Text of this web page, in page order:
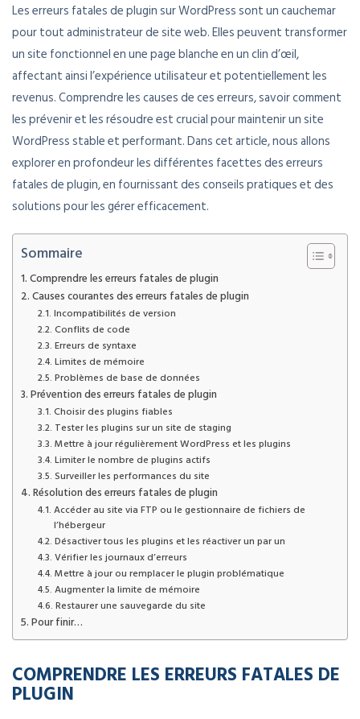
Les erreurs fatales de plugin sur WordPress sont un cauchemar
pour tout administrateur de site web. Elles peuvent transformer
un site fonctionnel en une page blanche en un clin d’œil,
affectant ainsi l’expérience utilisateur et potentiellement les
revenus. Comprendre les causes de ces erreurs, savoir comment
les prévenir et les résoudre est crucial pour maintenir un site
WordPress stable et performant. Dans cet article, nous allons
explorer en profondeur les différentes facettes des erreurs
fatales de plugin, en fournissant des conseils pratiques et des
solutions pour les gérer efficacement.
Sommaire
Comprendre les erreurs fatales de plugin
Causes courantes des erreurs fatales de plugin
Incompatibilités de version
Conflits de code
Erreurs de syntaxe
Limites de mémoire
Problèmes de base de données
Prévention des erreurs fatales de plugin
Choisir des plugins fiables
Tester les plugins sur un site de staging
Mettre à jour régulièrement WordPress et les plugins
Limiter le nombre de plugins actifs
Surveiller les performances du site
Résolution des erreurs fatales de plugin
Accéder au site via FTP ou le gestionnaire de fichiers de
l’hébergeur
Désactiver tous les plugins et les réactiver un par un
Vérifier les journaux d’erreurs
Mettre à jour ou remplacer le plugin problématique
Augmenter la limite de mémoire
Restaurer une sauvegarde du site
Pour finir…
COMPRENDRE LES ERREURS FATALES DE
PLUGIN